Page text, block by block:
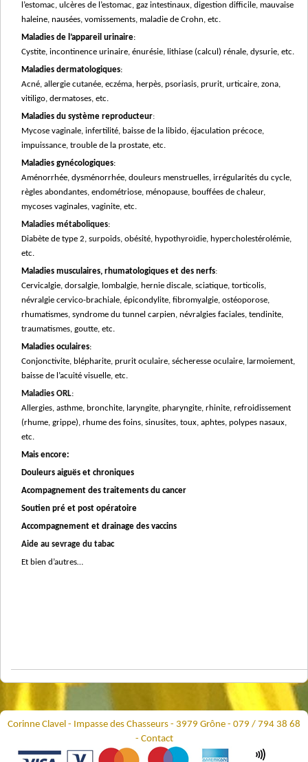
l’estomac, ulcères de l’estomac, gaz intestinaux, digestion difficile, mauvaise
haleine, nausées, vomissements, maladie de Crohn, etc.
Maladies de l’appareil urinaire:
Cystite, incontinence urinaire, énurésie, lithiase (calcul) rénale, dysurie, etc.
Maladies dermatologiques:
Acné, allergie cutanée, eczéma, herpès, psoriasis, prurit, urticaire, zona,
vitiligo, dermatoses, etc.
Maladies du système reproducteur:
Mycose vaginale, infertilité, baisse de la libido, éjaculation précoce,
impuissance, trouble de la prostate, etc.
Maladies gynécologiques:
Aménorrhée, dysménorrhée, douleurs menstruelles, irrégularités du cycle,
règles abondantes, endométriose, ménopause, bouffées de chaleur,
mycoses vaginales, vaginite, etc.
Maladies métaboliques:
Diabète de type 2, surpoids, obésité, hypothyroïdie, hypercholestérolémie,
etc.
Maladies musculaires, rhumatologiques et des nerfs:
Cervicalgie, dorsalgie, lombalgie, hernie discale, sciatique, torticolis,
névralgie cervico-brachiale, épicondylite, fibromyalgie, ostéoporose,
rhumatismes, syndrome du tunnel carpien, névralgies faciales, tendinite,
traumatismes, goutte, etc.
Maladies oculaires:
Conjonctivite, blépharite, prurit oculaire, sécheresse oculaire, larmoiement,
baisse de l’acuité visuelle, etc.
Maladies ORL:
Allergies, asthme, bronchite, laryngite, pharyngite, rhinite, refroidissement
(rhume, grippe), rhume des foins, sinusites, toux, aphtes, polypes nasaux,
etc.
Mais encore:
Douleurs aiguës et chroniques
Acompagnement des traitements du cancer
Soutien pré et post opératoire
Accompagnement et drainage des vaccins
Aide au sevrage du tabac
Et bien d’autres…
Corinne Clavel - Impasse des Chasseurs - 3979 Grône - 079 / 794 38 68
- Contact